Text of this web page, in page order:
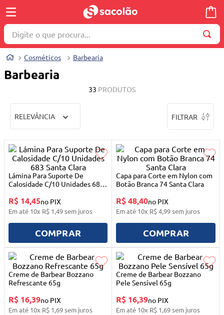
Digite o que procura...
Cosméticos Barbearia
Barbearia
33 PRODUTOS
RELEVÂNCIA FILTRAR
Lámina Para Suporte De
Calosidade C/10 Unidades 683
R$ 14,45no PIX
Em até 10x R$ 1,49sem juros
COMPRAR
Capa para Corte em Nylon com
Botão Branca 74 Santa Clara
R$ 48,40no PIX
Em até 10x R$4,99sem juros
COMPRAR
Creme de Barbear Bozzano
Refrescante 65g
R$ 16,39no PIX
Em até 10x R$ 1,69sem juros
Creme de Barbear Bozzano
Pele Sensível 65g
R$ 16,39no PIX
Em até 10x R$ 1,69sem juros
2º
brinquedo
máquina costura
5º
cosmetico
6º
carrinho reversível
7º
truss
9º
berço